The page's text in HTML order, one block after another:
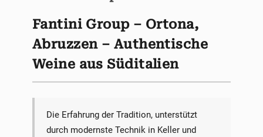
Fantini Group – Ortona,
Abruzzen – Authentische
Weine aus Süditalien
Die Erfahrung der Tradition, unterstützt
durch modernste Technik in Keller und